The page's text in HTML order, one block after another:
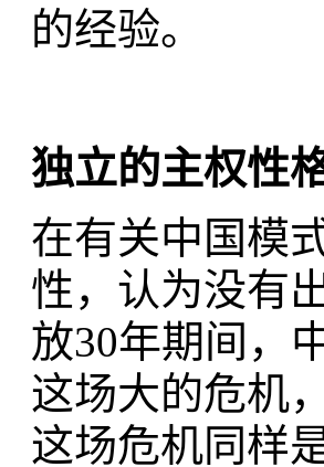
的经验。
独立的主权性
在有关中国模
性，认为没有
放30年期间，
这场大的危机
这场危机同样